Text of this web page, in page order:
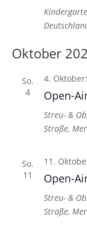
Oktober
So.
4
Open-
4.
Streu- &
Straße,
So.
11
Open-
11.
Streu- &
Straße,